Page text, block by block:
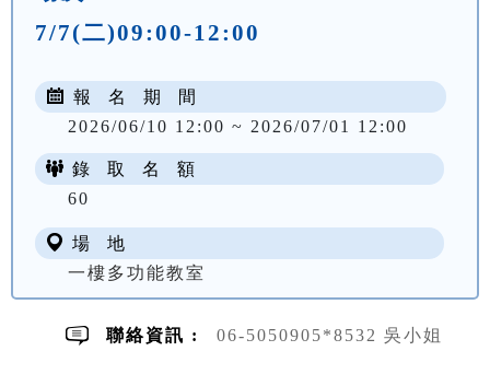
7/7(二)09:00-12:00
報 名 期 間
2026/06/10 12:00 ~ 2026/07/01 12:00
錄 取 名 額
60
場 地
一樓多功能教室
聯絡資訊 : 06-5050905*8532 吳小姐